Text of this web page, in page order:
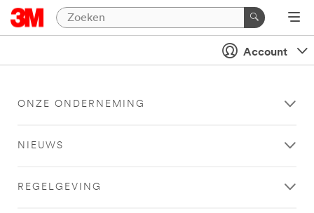
Account
ONZE ONDERNEMING
NIEUWS
REGELGEVING